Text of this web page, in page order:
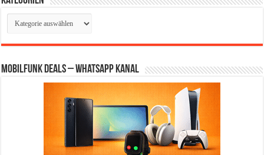
Kategorien
Mobilfunk Deals – WhatsApp Kanal